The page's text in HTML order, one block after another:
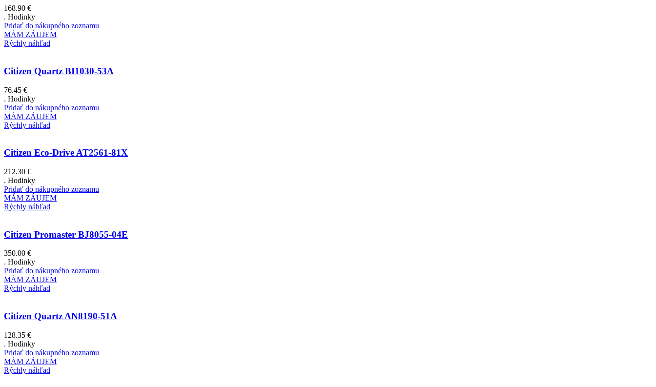
168.90 €
. Hodinky
Pridať do nákupného zoznamu
MÁM ZÁUJEM
Rýchly náhľad
Citizen Quartz BI1030-53A
76.45 €
. Hodinky
Pridať do nákupného zoznamu
MÁM ZÁUJEM
Rýchly náhľad
Citizen Eco-Drive AT2561-81X
212.30 €
. Hodinky
Pridať do nákupného zoznamu
MÁM ZÁUJEM
Rýchly náhľad
Citizen Promaster BJ8055-04E
350.00 €
. Hodinky
Pridať do nákupného zoznamu
MÁM ZÁUJEM
Rýchly náhľad
Citizen Quartz AN8190-51A
128.35 €
. Hodinky
Pridať do nákupného zoznamu
MÁM ZÁUJEM
Rýchly náhľad